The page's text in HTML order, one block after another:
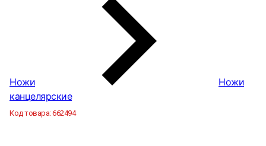
Ножи
Ножи
канцелярские
Код товара:662494